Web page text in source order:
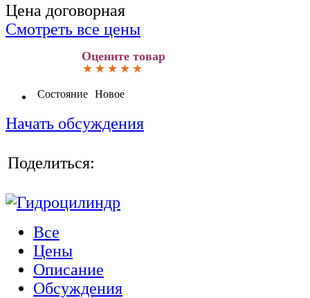
Цена договорная
Смотреть все цены
Оцените товар
Состояние Новое
Начать обсуждения
Поделиться:
Все
Цены
Описание
Обсуждения